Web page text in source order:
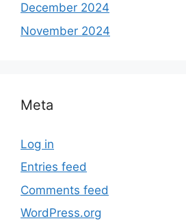
December 2024
November 2024
Meta
Log in
Entries feed
Comments feed
WordPress.org